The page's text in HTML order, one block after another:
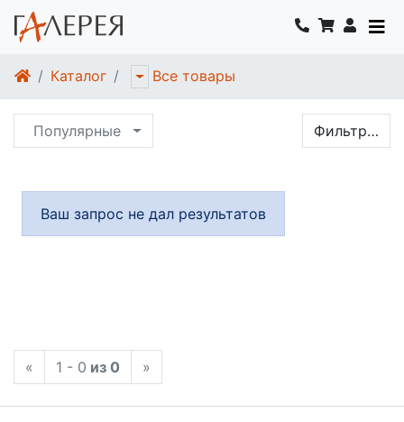
Каталог Все товары
Популярные Фильтр…
Ваш запрос не дал результатов
« 1 - 0 из 0 »